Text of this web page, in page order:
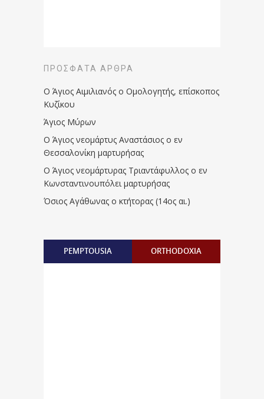
ΠΡΌΣΦΑΤΑ ΆΡΘΡΑ
Ο Άγιος Αιμιλιανός ο Ομολογητής, επίσκοπος
Κυζίκου
Άγιος Μύρων
Ο Άγιος νεομάρτυς Αναστάσιος ο εν
Θεσσαλονίκη μαρτυρήσας
Ο Άγιος νεομάρτυρας Τριαντάφυλλος ο εν
Κωνσταντινουπόλει μαρτυρήσας
Όσιος Αγάθωνας ο κτήτορας (14ος αι.)
PEMPTOUSIA ORTHODOXIA